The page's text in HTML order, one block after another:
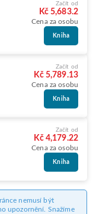
Začít od
Kč 5,683.2
Cena za osobu
Kniha
Začít od
Kč 5,789.13
Cena za osobu
Kniha
Začít od
Kč 4,179.22
Cena za osobu
Kniha
nemusí být
upozornění. Snažíme